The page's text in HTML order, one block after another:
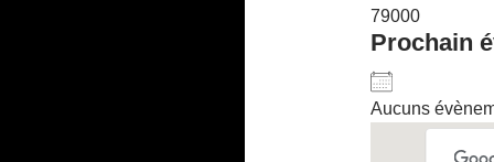
79000
Prochain
Aucuns